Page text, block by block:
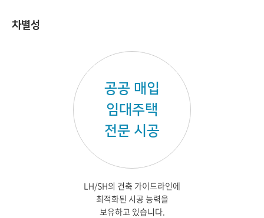
차별성
공공 매입
임대주택
전문 시공
LH/SH의 건축 가이드라인에
최적화된 시공 능력을
보유하고 있습니다.